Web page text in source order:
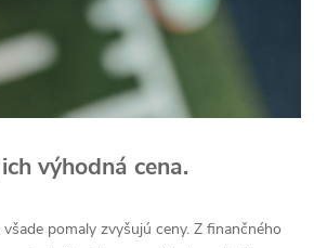
výhodná cena.
pomaly zvyšujú ceny. Z finančného